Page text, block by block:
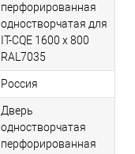
перфорированная
одностворчатая для
IT-CQE 1600 х 800
RAL7035
Россия
Дверь
одностворчатая
перфорированная